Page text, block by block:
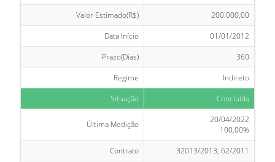
Valor Estimado(R$)
200.000,00
Data Início
01/01/2012
Prazo(Dias)
360
Regime
Indireto
Situação
Concluída
Última Medição
20/04/2022
100,00%
Contrato
32013/2013, 62/2011